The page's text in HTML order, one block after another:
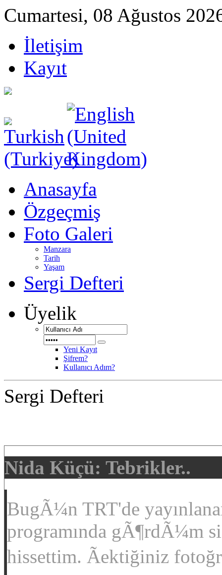
Cumartesi, 08 Ağustos
İletişim
Kayıt
Anasayfa
Özgeçmiş
Foto Galeri
Manzara
Tarih
Yaşam
Sergi Defteri
Üyelik
Yeni Kayıt
Şifrem?
Kullanıcı Adım?
Sergi Defteri
Nida Küçü: Tebrikler..
BugÃ¼n TRT'de
programında gÃ¶rdÃ¼m
hissettim. Ãektiğiniz